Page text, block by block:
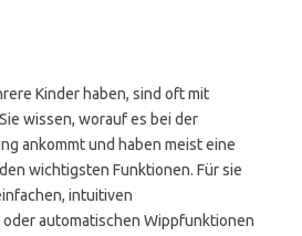
Kinder haben, sind oft mit
wissen, worauf es bei der
ankommt und haben meist eine
wichtigsten Funktionen. Für sie
intuitiven
automatischen Wippfunktionen